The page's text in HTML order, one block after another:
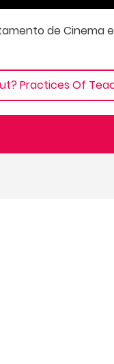
de Cinema
Practices Of